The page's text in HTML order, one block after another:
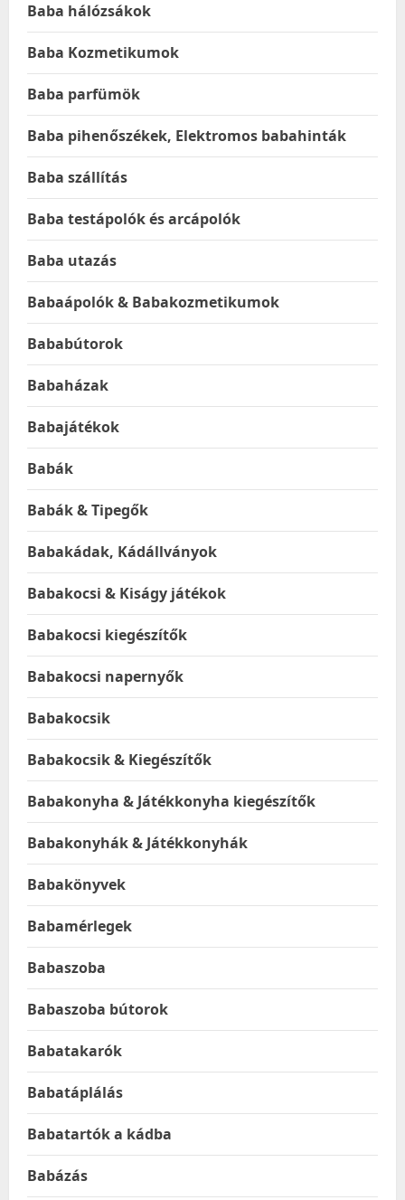
Baba hálózsákok
Baba Kozmetikumok
Baba parfümök
Baba pihenőszékek, Elektromos babahinták
Baba szállítás
Baba testápolók és arcápolók
Baba utazás
Babaápolók & Babakozmetikumok
Bababútorok
Babaházak
Babajátékok
Babák
Babák & Tipegők
Babakádak, Kádállványok
Babakocsi & Kiságy játékok
Babakocsi kiegészítők
Babakocsi napernyők
Babakocsik
Babakocsik & Kiegészítők
Babakonyha & Játékkonyha kiegészítők
Babakonyhák & Játékkonyhák
Babakönyvek
Babamérlegek
Babaszoba
Babaszoba bútorok
Babatakarók
Babatáplálás
Babatartók a kádba
Babázás